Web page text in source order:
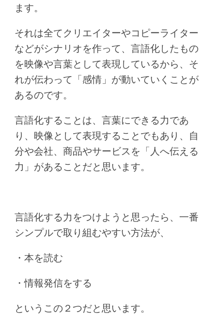
ます。
それは全てクリエイターやコピーライター
などがシナリオを作って、言語化したもの
を映像や言葉として表現しているから、そ
れが伝わって「感情」が動いていくことが
あるのです。
言語化することは、言葉にできる力であ
り、映像として表現することでもあり、自
分や会社、商品やサービスを「人へ伝える
力」があることだと思います。
言語化する力をつけようと思ったら、一番
シンプルで取り組むやすい方法が、
・本を読む
・情報発信をする
というこの２つだと思います。